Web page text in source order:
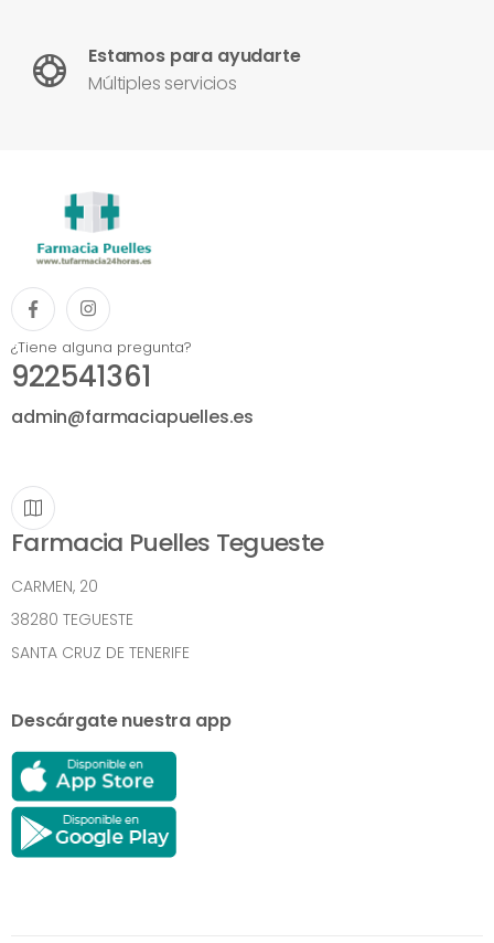
Estamos para ayudarte
Múltiples servicios
¿Tiene alguna pregunta?
922541361
admin@farmaciapuelles.es
Farmacia Puelles Tegueste
CARMEN, 20
38280 TEGUESTE
SANTA CRUZ DE TENERIFE
Descárgate nuestra app